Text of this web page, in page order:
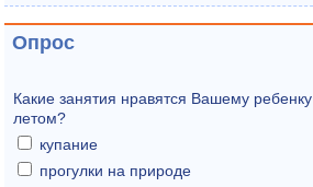
Опрос
Какие занятия нравятся Вашему ребенку
летом?
купание
прогулки на природе